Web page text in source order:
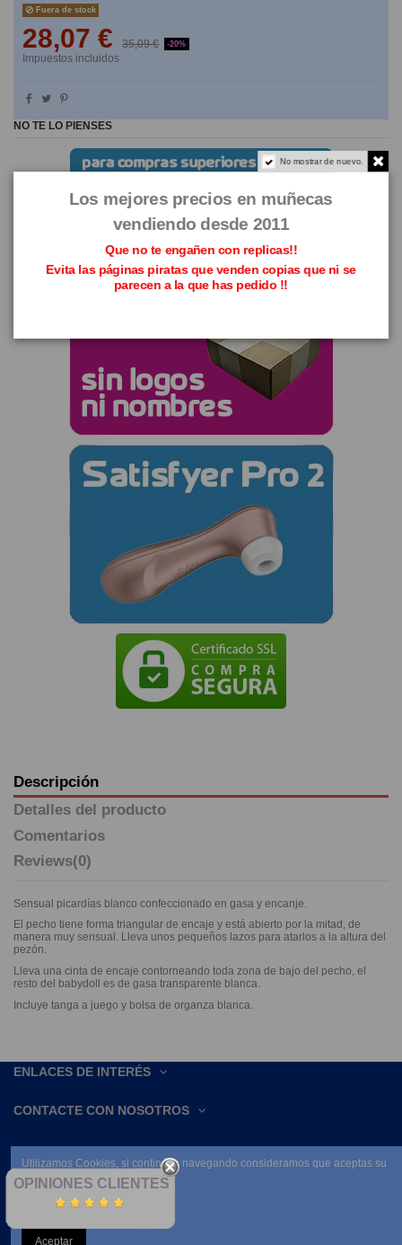
Fuera de stock
28,07 € 35,09 € -20%
Impuestos incluidos
NO TE LO PIENSES
Descripción
Detalles del producto
Comentarios
Reviews(0)
Sensual picardías blanco confeccionado en gasa y encanje.
El pecho tiene forma triangular de encaje y está abierto por la mitad, de
manera muy sensual. Lleva unos pequeños lazos para atarlos a la altura del
pezón.
Lleva una cinta de encaje contorneando toda zona de bajo del pecho, el
resto del babydoll es de gasa transparente blanca.
Incluye tanga a juego y bolsa de organza blanca.
ENLACES DE INTERÉS
CONTACTE CON NOSOTROS
OPINIONES CLIENTES
NEWSLETTER
No mostrar de nuevo.
Los mejores precios en muñecas
vendiendo desde 2011
Que no te engañen con replicas!!
Evita las páginas piratas que venden copias que ni se
parecen a la que has pedido !!
Utilizamos Cookies, si continúas navegando consideramos que aceptas su
uso.
Leer condiciones
Aceptar